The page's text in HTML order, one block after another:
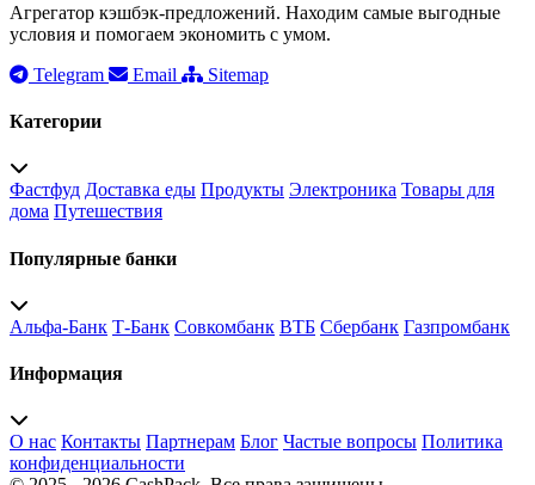
Агрегатор кэшбэк-предложений. Находим самые выгодные
условия и помогаем экономить с умом.
Telegram
Email Sitemap
Категории
Фастфуд Доставка еды Продукты Электроника Товары для
дома Путешествия
Популярные банки
Альфа-Банк Т-Банк Совкомбанк ВТБ Сбербанк Газпромбанк
Информация
О нас Контакты Партнерам Блог Частые вопросы Политика
конфиденциальности